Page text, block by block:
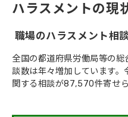
ハラスメントの現
職場のハラスメント相
全国の都道府県労働局等の
談数は年々増加しています
関する相談が87,570件寄せ